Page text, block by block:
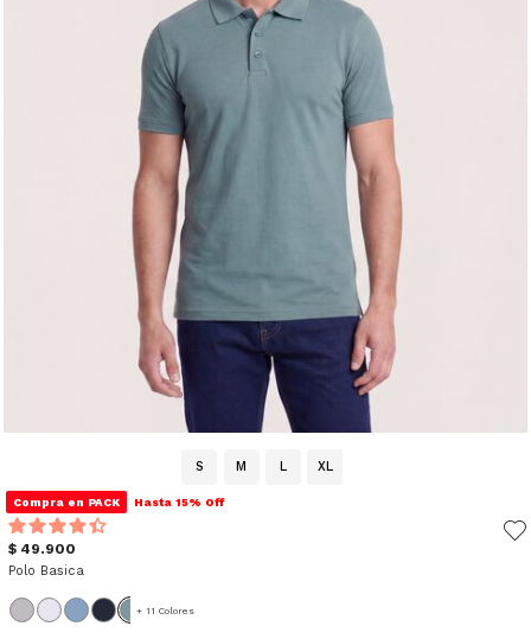
S M L XL
Compra en PACK Hasta 15% Off
$ 49.900
Polo Basica
+ 11 Colores